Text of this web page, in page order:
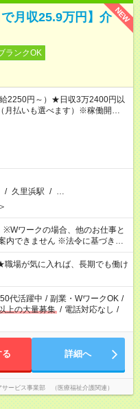
NEW
月収25.9万円】介
ランクOK
2250円～）★日収3万2400円以
払いも選べます）※稼働開始時
なります。
/ 久里浜駅 / …
内できません ※法令に基づき、
の加入対象となります ※労働者
）により、短時間・短期間の就
す
場が気に入れば、長期でも働け
代活躍中 / 副業・WワークOK /
上の大量募集 / 電話対応なし /
る 詳細へ
ービス事業部 （医療福祉介護関連）